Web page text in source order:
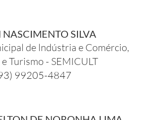
NASCIMENTO SILVA
de lndústria e Comércio,
Turismo - SEMICULT
99205-4847